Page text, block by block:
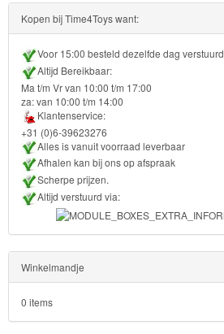
Kopen bij Time4Toys want:
Voor 15:00 besteld dezelfde dag verstuurd
Altijd Bereikbaar:
Ma t/m Vr van 10:00 t/m 17:00
za: van 10:00 t/m 14:00
Klantenservice:
+31 (0)6-39623276
Alles is vanuit voorraad leverbaar
Afhalen kan bij ons op afspraak
Scherpe prijzen.
Altijd verstuurd via:
Winkelmandje
0 items